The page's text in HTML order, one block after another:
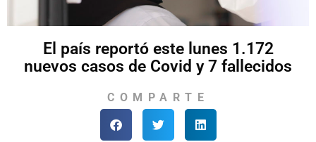
El país reportó este lunes 1.172
nuevos casos de Covid y 7 fallecidos
COMPARTE